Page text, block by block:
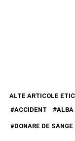
ALTE ARTICOLE
ACCIDENT
ALBA
DONARE DE SANGE